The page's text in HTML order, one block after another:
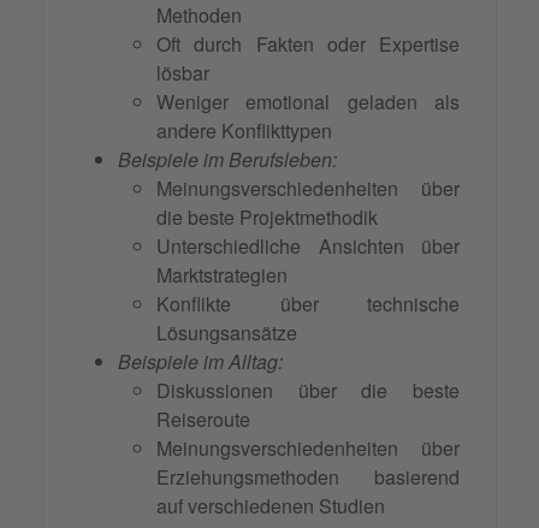
Methoden
Oft durch Fakten oder Expertise
lösbar
Weniger emotional geladen als
andere Konflikttypen
Beispiele im Berufsleben:
Meinungsverschiedenheiten über
die beste Projektmethodik
Unterschiedliche Ansichten über
Marktstrategien
Konflikte über technische
Lösungsansätze
Beispiele im Alltag:
Diskussionen über die beste
Reiseroute
Meinungsverschiedenheiten über
Erziehungsmethoden basierend
auf verschiedenen Studien